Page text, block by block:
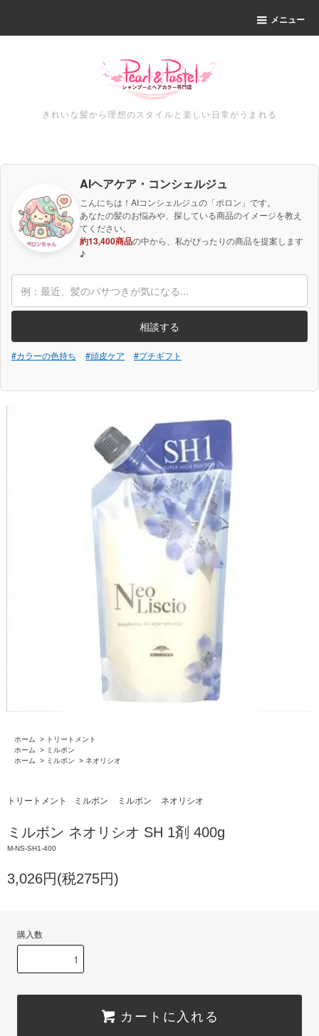
メニュー
きれいな髪から理想のスタイルと楽しい日常がうまれる
AIヘアケア・コンシェルジュ
こんにちは！AIコンシェルジュの「ポロン」です。
あなたの髪のお悩みや、探している商品のイメージを教え
てください。
約13,400商品の中から、私がぴったりの商品を提案します
♪
相談する
#カラーの色持ち #頭皮ケア #プチギフト
ホーム > トリートメント
ホーム
> ミルボン
ホーム
> ミルボン > ネオリシオ
トリートメント ミルボン ミルボン ネオリシオ
ミルボン ネオリシオ SH 1剤 400g
M-NS-SH1-400
3,026円(税275円)
購入数
カートに入れる